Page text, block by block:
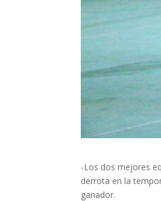
-Los dos mejores
derrota en la
ganador.